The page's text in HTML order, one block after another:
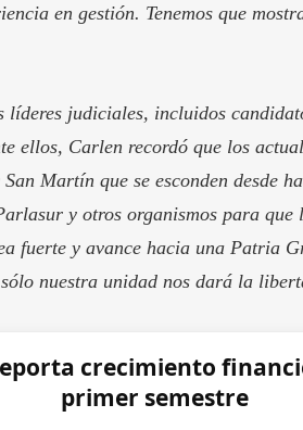
en gestión. Tenemos que
líderes judiciales, incluidos
ellos, Carlen recordó que los
Martín que se esconden desde
y otros organismos para
fuerte y avance hacia una Patria
nuestra unidad nos dará la
crecimiento
primer semestre